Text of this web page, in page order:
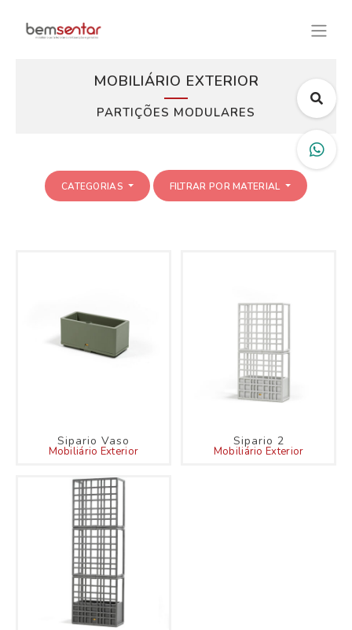
MOBILIÁRIO EXTERIOR
PARTIÇÕES MODULARES
CATEGORIAS FILTRAR POR MATERIAL
Sipario Vaso
Mobiliário Exterior
Sipario 2
Mobiliário Exterior